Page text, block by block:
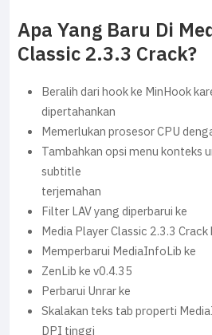
Apa Yang Baru Di
Classic 2.3.3 Crack?
Beralih dari hook ke MinHook
dipertahankan
Memerlukan prosesor CPU
Tambahkan opsi menu konteks
subtitle
terjemahan
Filter LAV yang diperbarui ke
Media Player Classic 2.3.3
Memperbarui MediaInfoLib ke
ZenLib ke v0.4.35
Perbarui Unrar ke
Skalakan teks tab properti
DPI tinggi